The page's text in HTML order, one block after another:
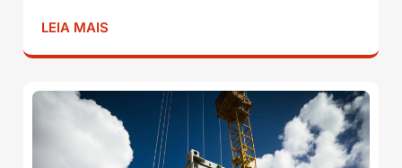
LEIA MAIS